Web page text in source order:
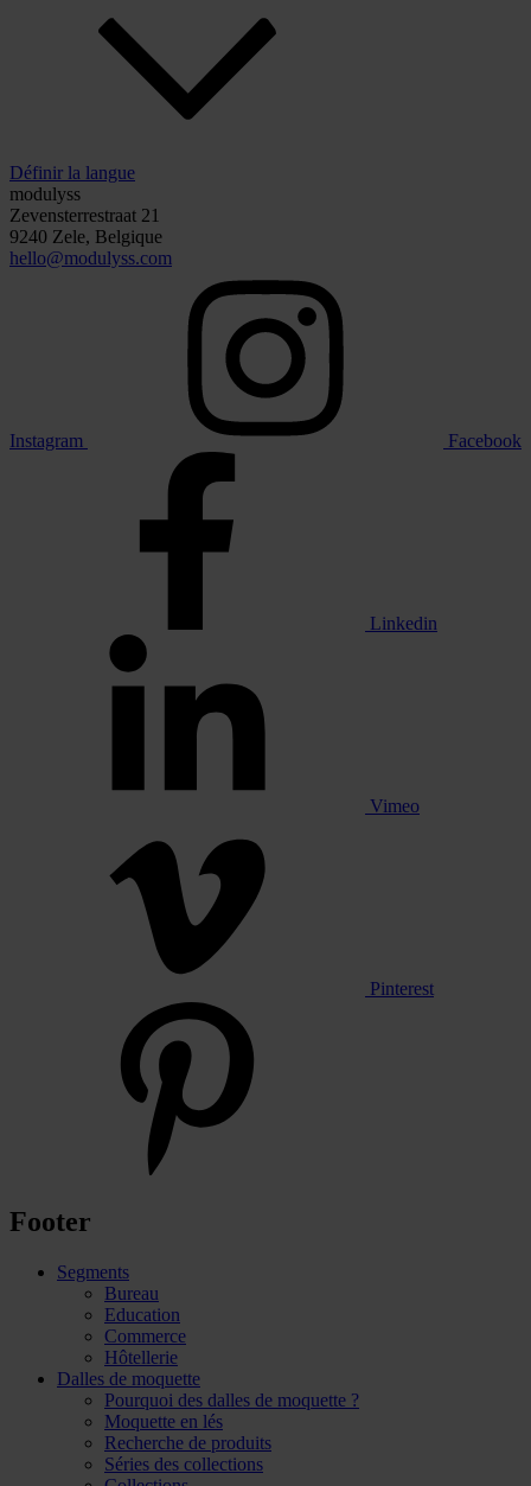
Définir la langue
modulyss
Zevensterrestraat 21
9240 Zele, Belgique
hello@modulyss.com
Instagram Facebook
Linkedin
Vimeo
Pinterest
Footer
Segments
Bureau
Education
Commerce
Hôtellerie
Dalles de moquette
Pourquoi des dalles de moquette ?
Moquette en lés
Recherche de produits
Séries des collections